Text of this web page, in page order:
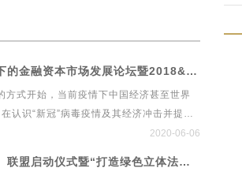
论坛 | 全球疫情冲击下的金融资本市场发展论坛暨2018&2019中国私募基金行业法律健康蓝皮书线上发布会
式开始，当前疫情下中国经济甚至世界
认识“新冠”病毒疫情及其经济冲击并提出
的观点仍然存在着较大的分歧。政策先行，
了怎样的政策导向？法律在本次经济危机
2020-06-06
研讨会 | 绿法（国际）联盟启动仪式暨“打造绿色立体法律生态圈”高端研讨会